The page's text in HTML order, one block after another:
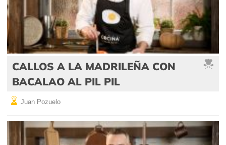
CALLOS A LA MADRILEÑA CON
BACALAO AL PIL PIL
Juan Pozuelo